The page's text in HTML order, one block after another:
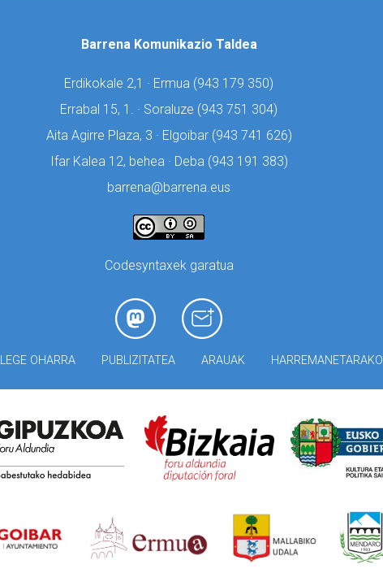
Barrena Komunikazio Taldea
Erdikokale 2,1 · Ermua (943 179 350)
Errabal 15, 1. · Soraluze (943 751 304)
Aita Agirre Plaza, 3 · Elgoibar (943 741 626)
Ifar Kalea 12, behea · Deba (943 191 383)
barrena@barrena.eus
Codesyntaxek garatua
LEGE OHARRA PUBLIZITATEA ARAUAK HARREMANETARAKO